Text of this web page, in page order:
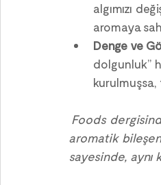
algımızı
aromaya
Denge ve
dolgunluk”
kurulmuşsa,
Foods
aromatik
sayesinde, aynı